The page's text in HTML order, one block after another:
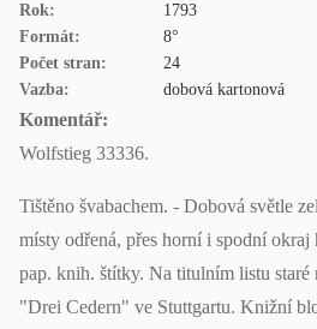
Rok:
1793
Formát:
8°
Počet stran:
24
Vazba:
dobová kartonová
Komentář:
Wolfstieg 33336.
Tištěno švabachem. - Dobová světle
místy odřená, přes horní i spodní okraj
pap. knih. štítky. Na titulním listu staré
"Drei Cedern" ve Stuttgartu. Knižní